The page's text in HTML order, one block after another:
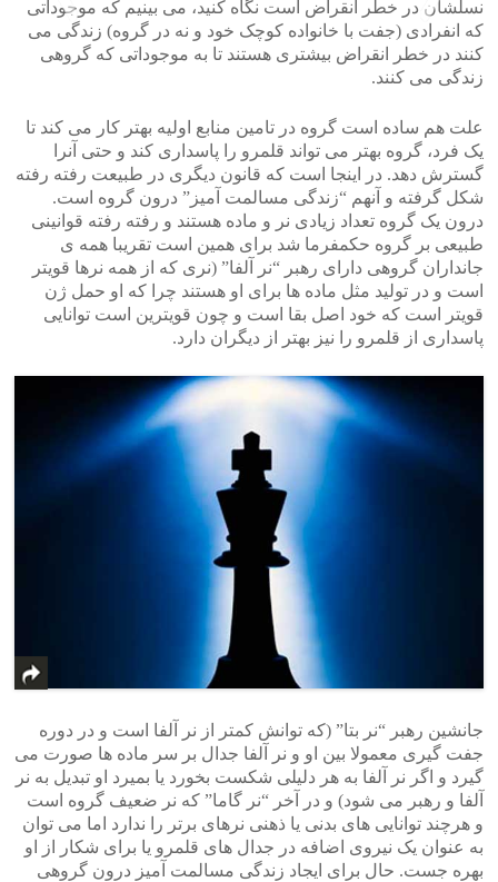
نسلشان در خطر انقراض است نگاه کنید، می بینیم که موجوداتی
که انفرادی (جفت با خانواده کوچک خود و نه در گروه) زندگی می
کنند در خطر انقراض بیشتری هستند تا به موجوداتی که گروهی
زندگی می کنند.
علت هم ساده است گروه در تامین منابع اولیه بهتر کار می کند تا
یک فرد، گروه بهتر می تواند قلمرو را پاسداری کند و حتی آنرا
گسترش دهد. در اینجا است که قانون دیگری در طبیعت رفته رفته
شکل گرفته و آنهم “زندگی مسالمت آمیز” درون گروه است.
درون یک گروه تعداد زیادی نر و ماده هستند و رفته رفته قوانینی
طبیعی بر گروه حکمفرما شد برای همین است تقریبا همه ی
جانداران گروهی دارای رهبر “نر آلفا” (نری که از همه نرها قویتر
است و در تولید مثل ماده ها برای او هستند چرا که او حمل ژن
قویتر است که خود اصل بقا است و چون قویترین است توانایی
پاسداری از قلمرو را نیز بهتر از دیگران دارد.
جانشین رهبر “نر بتا” (که توانش کمتر از نر آلفا است و در دوره
جفت گیری معمولا بین او و نر آلفا جدال بر سر ماده ها صورت می
گیرد و اگر نر آلفا به هر دلیلی شکست بخورد یا بمیرد او تبدیل به نر
آلفا و رهبر می شود) و در آخر “نر گاما” که نر ضعیف گروه است
و هرچند توانایی های بدنی یا ذهنی نرهای برتر را ندارد اما می توان
به عنوان یک نیروی اضافه در جدال های قلمرو یا برای شکار از او
بهره جست. حال برای ایجاد زندگی مسالمت آمیز درون گروهی
<